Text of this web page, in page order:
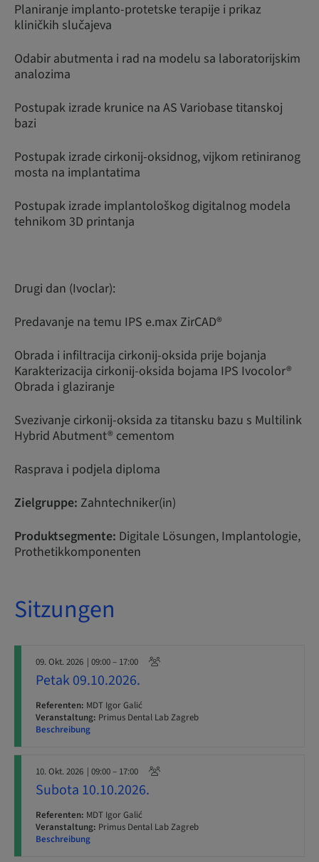
Planiranje implanto-protetske terapije i prikaz
kliničkih slučajeva
Odabir abutmenta i rad na modelu sa laboratorijskim
analozima
Postupak izrade krunice na AS Variobase titanskoj
bazi
Postupak izrade cirkonij-oksidnog, vijkom retiniranog
mosta na implantatima
Postupak izrade implantološkog digitalnog modela
tehnikom 3D printanja
Drugi dan (Ivoclar):
Predavanje na temu IPS e.max ZirCAD®
Obrada i infiltracija cirkonij-oksida prije bojanja
Karakterizacija cirkonij-oksida bojama IPS Ivocolor®
Obrada i glaziranje
Svezivanje cirkonij-oksida za titansku bazu s Multilink
Hybrid Abutment® cementom
Rasprava i podjela diploma
Zielgruppe: Zahntechniker(in)
Produktsegmente: Digitale Lösungen, Implantologie,
Prothetikkomponenten
Sitzungen
09. Okt. 2026 | 09:00 – 17:00
Petak 09.10.2026.
Referenten: MDT Igor Galić
Veranstaltung: Primus Dental Lab Zagreb
Beschreibung
10. Okt. 2026 | 09:00 – 17:00
Subota 10.10.2026.
Referenten: MDT Igor Galić
Veranstaltung: Primus Dental Lab Zagreb
Beschreibung